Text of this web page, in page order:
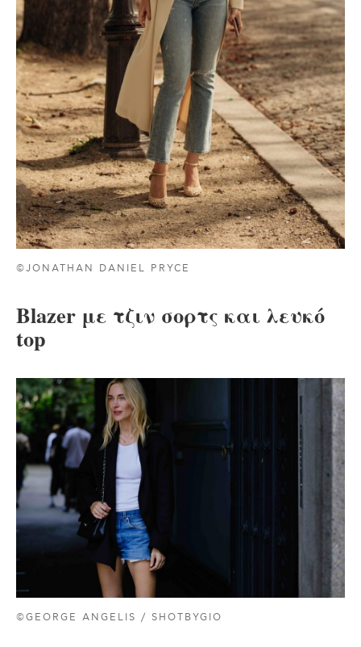
©JONATHAN DANIEL PRYCE
Blazer με τζιν σορτς και λευκό
top
©GEORGE ANGELIS / SHOTBYGIO